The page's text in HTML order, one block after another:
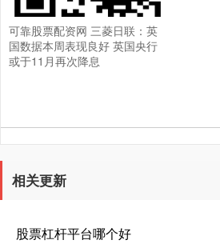
可靠股票配资网 三菱日联：英
国数据本周表现良好 英国央行
或于11月再次降息
相关更新
股票杠杆平台哪个好